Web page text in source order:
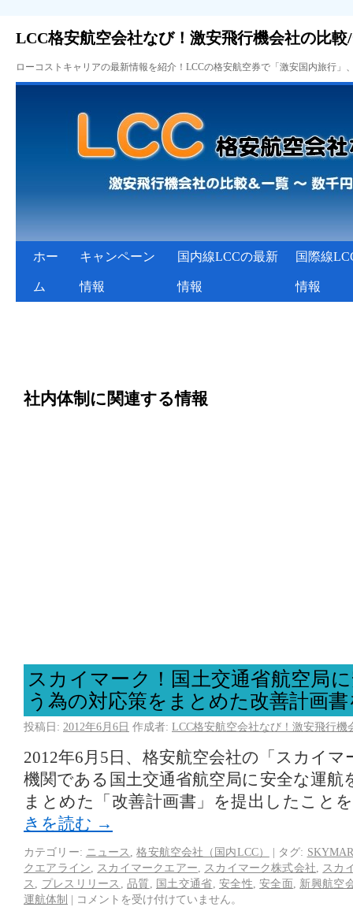
LCC格安航空会社なび！激安飛行機会社の比較
ローコストキャリアの最新情報を紹介！LCCの格安航空券で「激安国内旅行
ホー
ム
キャンペーン
情報
国内線LCCの最新
情報
国際線
情報
社内体制に関連する情報
スカイマーク！国土交通省航空局
う為の対応策をまとめた改善計画
投稿日: 2012年6月6日 作成者: LCC格安航空会社なび！激安飛行機
2012年6月5日、格安航空会社の「スカイ
機関である国土交通省航空局に安全な運航
まとめた「改善計画書」を提出したこと
きを読む →
カテゴリー: ニュース ,格安航空会社（国内LCC） | タグ:
クエアライン
スカイマークエアー スカイマーク株式会社
スカ
ス
プレスリリース ,品質 国土交通省 安全性 ,安全面 新興航空
運航体制 | コメントを受け付けていません。